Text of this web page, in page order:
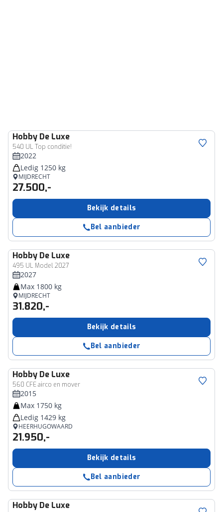
Hobby De Luxe
540 UL Top conditie!
2022
Ledig 1250 kg
MIJDRECHT
27.500,-
Bekijk details
Bel aanbieder
Hobby De Luxe
495 UL Model 2027
2027
Max 1800 kg
MIJDRECHT
31.820,-
Bekijk details
Bel aanbieder
Hobby De Luxe
560 CFE airco en mover
2015
Max 1750 kg
Ledig 1429 kg
HEERHUGOWAARD
21.950,-
Bekijk details
Bel aanbieder
Hobby De Luxe